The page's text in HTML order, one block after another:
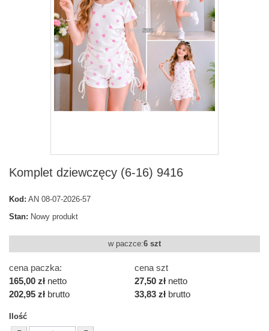
Komplet dziewczęcy (6-16) 9416
Kod: AN 08-07-2026-57
Stan: Nowy produkt
w paczce:6 szt
cena paczka:
165,00 zł netto
202,95 zł brutto
cena szt
27,50 zł netto
33,83 zł brutto
Ilość